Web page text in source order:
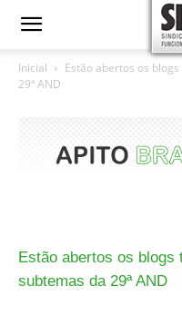
Inicial
Estão abertos os
29ª AND
Estão abertos os blogs
subtemas da 29ª AND